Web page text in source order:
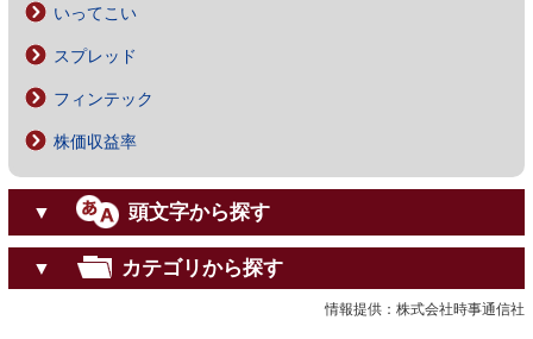
いってこい
スプレッド
フィンテック
株価収益率
▼ 頭文字から探す
▼ カテゴリから探す
情報提供：株式会社時事通信社